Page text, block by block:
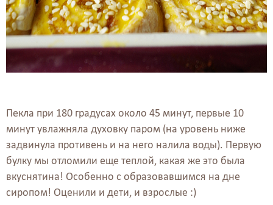
Пекла при 180 градусах около 45 минут, первые 10
минут увлажняла духовку паром (на уровень ниже
задвинула противень и на него налила воды). Первую
булку мы отломили еще теплой, какая же это была
вкуснятина! Особенно с образовавшимся на дне
сиропом! Оценили и дети, и взрослые :)